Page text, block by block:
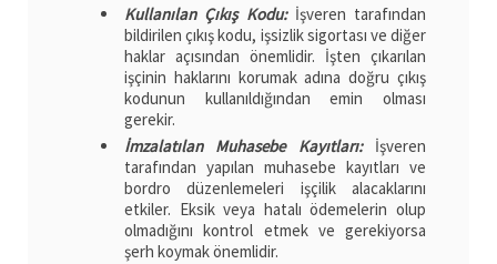
Kullanılan Çıkış Kodu:İşveren tarafından
bildirilen çıkış kodu, işsizlik sigortası ve diğer
haklar açısından önemlidir. İşten çıkarılan
işçinin haklarını korumak adına doğru çıkış
kodunun kullanıldığından emin olması
gerekir.
İmzalatılan Muhasebe Kayıtları:İşveren
tarafından yapılan muhasebe kayıtları ve
bordro düzenlemeleri işçilik alacaklarını
etkiler. Eksik veya hatalı ödemelerin olup
olmadığını kontrol etmek ve gerekiyorsa
şerh koymak önemlidir.